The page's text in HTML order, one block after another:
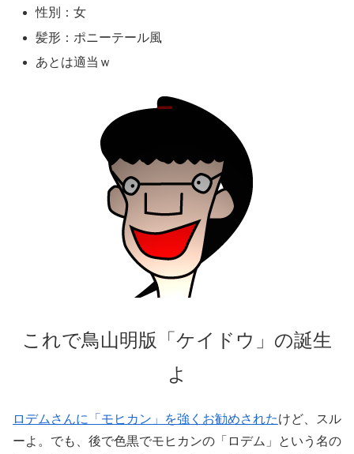
性別：女
髪形：ポニーテール風
あとは適当ｗ
これで鳥山明版「ケイドウ」の誕生
よ
ロデムさんに「モヒカン」を強くお勧めされたけど、スル
ーよ。でも、後で色黒でモヒカンの「ロデム」という名の